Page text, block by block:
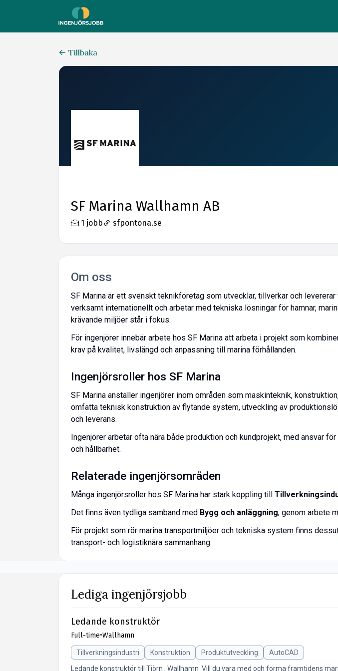
Tillbaka
SF Marina Wallhamn AB
1 jobb sfpontona.se
Om oss
SF Marina är ett svenskt teknikföretag som utvecklar, tillverkar och
verksamt internationellt och arbetar med tekniska lösningar för hamnar,
krävande miljöer står i fokus.
För ingenjörer innebär arbete hos SF Marina att arbeta i projekt som
krav på kvalitet, livslängd och anpassning till marina förhållanden.
Ingenjörsroller hos SF Marina
SF Marina anställer ingenjörer inom områden som maskinteknik,
omfatta teknisk konstruktion av flytande system, utveckling av
och leverans.
Ingenjörer arbetar ofta nära både produktion och kundprojekt, med ansvar
och hållbarhet.
Relaterade ingenjörsområden
Många ingenjörsroller hos SF Marina har stark koppling till
Det finns även tydliga samband med Bygg och anläggning, genom arbete
För projekt som rör marina transportmiljöer och tekniska system finns
transport- och logistiknära sammanhang.
Lediga ingenjörsjobb
Ledande konstruktör
Full-time•Wallhamn
Tillverkningsindustri Konstruktion Produktutveckling
AutoCAD
Ledande konstruktör till Tjörn , Wallhamn Vill du vara med och forma framtidens